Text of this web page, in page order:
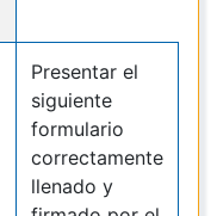
Presentar el
siguiente
formulario
correctamente
llenado y